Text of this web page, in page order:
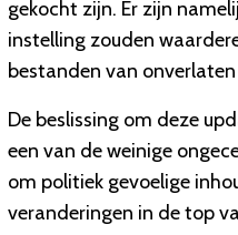
gekocht zijn. Er zijn
instelling zouden
bestanden van
De beslissing om deze
een van de weinige
om politiek gevoelige
veranderingen in de top